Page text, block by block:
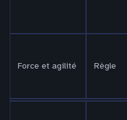
Force et agilité Règle